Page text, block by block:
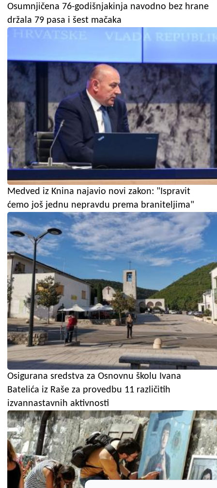
Osumnjičena 76-godišnjakinja navodno bez hrane
držala 79 pasa i šest mačaka
Medved iz Knina najavio novi zakon: "Ispravit
ćemo još jednu nepravdu prema braniteljima"
Osigurana sredstva za Osnovnu školu Ivana
Batelića iz Raše za provedbu 11 različitih
izvannastavnih aktivnosti